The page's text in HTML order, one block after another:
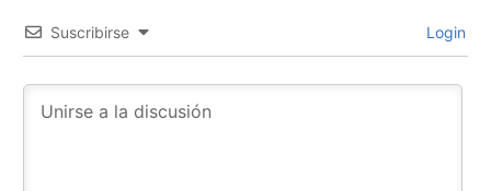
Suscribirse Login